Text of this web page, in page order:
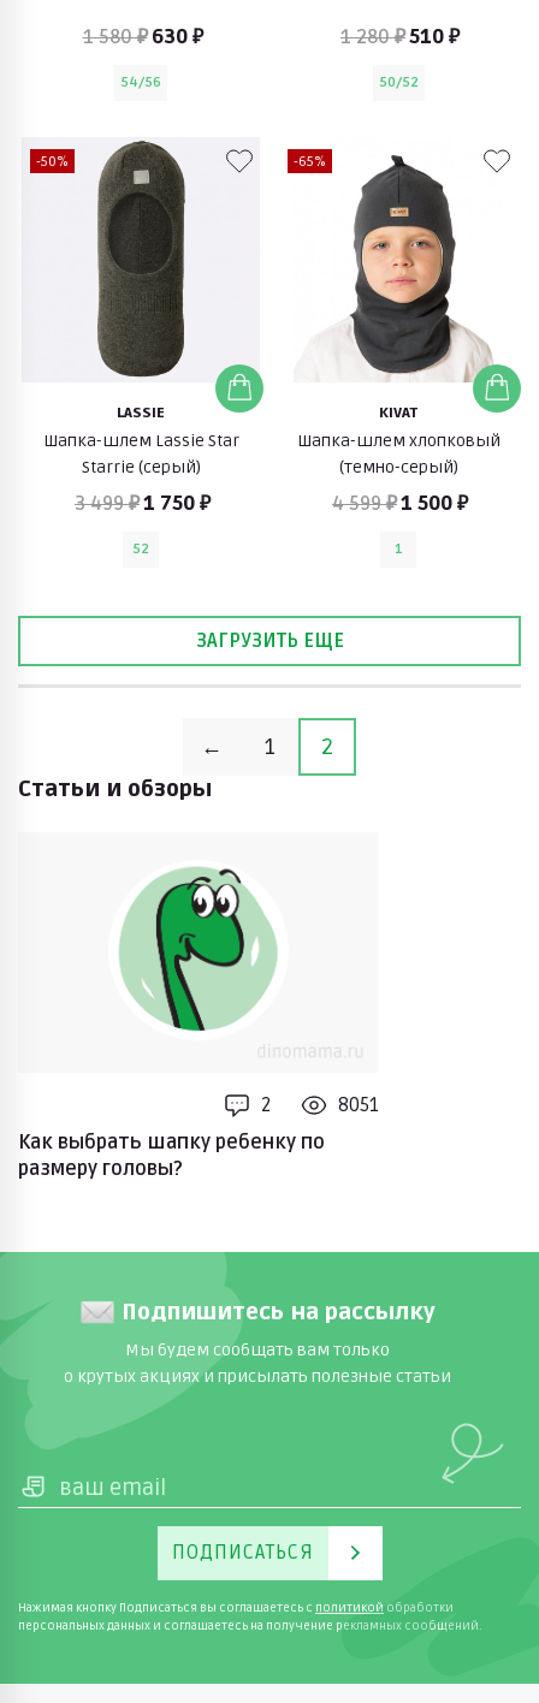
1 580 ₽ 630 ₽
54/56
1 280 ₽510 ₽
50/52
-50%
LASSIE
Шапка-шлем Lassie Star
Starrie (серый)
3 499 ₽1 750 ₽
52
-65%
KIVAT
Шапка-шлем хлопковый
(темно-серый)
4 599 ₽1 500 ₽
1
ЗАГРУЗИТЬ ЕЩЕ
← 1
2
Статьи и обзоры
2
8051
Как выбрать шапку ребенку по
размеру головы?
Подпишитесь на рассылку
Мы будем сообщать вам только
о крутых акциях и присылать полезные статьи
ПОДПИСАТЬСЯ
Нажимая кнопку Подписаться вы соглашаетесь с политикой обработки
персональных данных и соглашаетесь на получение рекламных сообщений.